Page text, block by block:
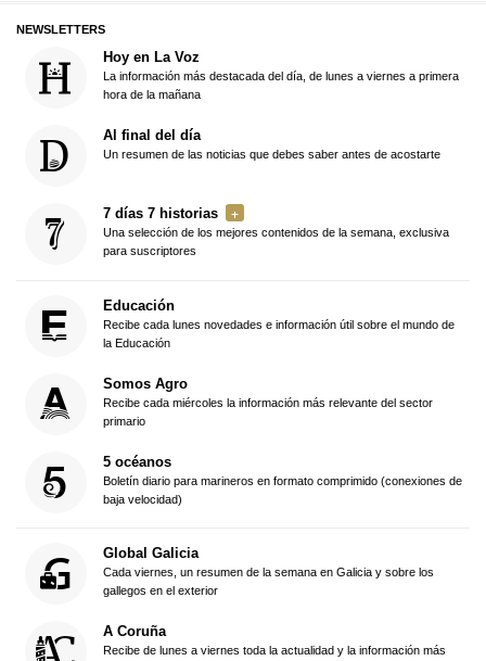
NEWSLETTERS
Hoy en La Voz
La información más destacada del día, de lunes a viernes a primera
hora de la mañana
Al final del día
Un resumen de las noticias que debes saber antes de acostarte
7 días 7 historias
Una selección de los mejores contenidos de la semana, exclusiva
para suscriptores
Educación
Recibe cada lunes novedades e información útil sobre el mundo de
la Educación
Somos Agro
Recibe cada miércoles la información más relevante del sector
primario
5 océanos
Boletín diario para marineros en formato comprimido (conexiones de
baja velocidad)
Global Galicia
Cada viernes, un resumen de la semana en Galicia y sobre los
gallegos en el exterior
A Coruña
Recibe de lunes a viernes toda la actualidad y la información más